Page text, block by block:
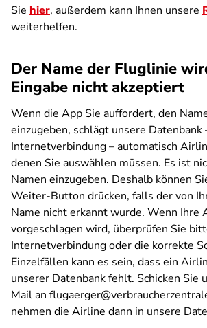
Sie hier, außerdem kann Ihnen unsere
weiterhelfen.
Der Name der Fluglinie
Eingabe nicht akzeptiert
Wenn die App Sie auffordert, den
einzugeben, schlägt unsere Datenbank
Internetverbindung – automatisch
denen Sie auswählen müssen. Es ist
Namen einzugeben. Deshalb können
Weiter-Button drücken, falls der von
Name nicht erkannt wurde. Wenn Ihre
vorgeschlagen wird, überprüfen Sie
Internetverbindung oder die korrekte
Einzelfällen kann es sein, dass ein
unserer Datenbank fehlt. Schicken Sie
Mail an
nehmen die Airline dann in unsere